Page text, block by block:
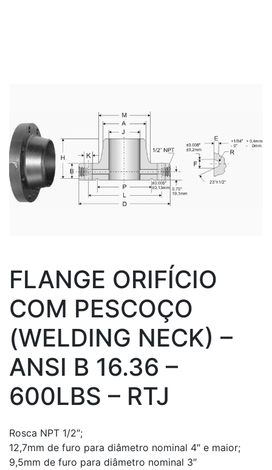
FLANGE ORIFÍCIO
COM PESCOÇO
(WELDING NECK) –
ANSI B 16.36 –
600LBS – RTJ
Rosca NPT 1/2″;
12,7mm de furo para diâmetro nominal 4″ e maior;
9,5mm de furo para diâmetro nominal 3″